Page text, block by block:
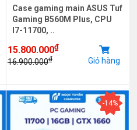
Case gaming main ASUS Tuf
Gaming B560M Plus, CPU
I7-11700, ..
15.800.000₫
16.900.000₫ Giỏ hàng
-14%